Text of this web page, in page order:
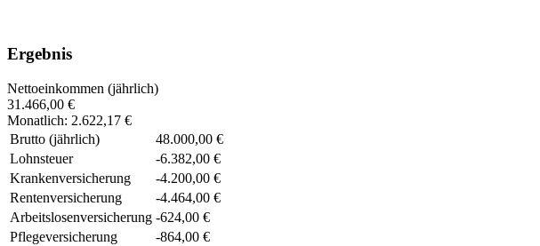
Ergebnis
Nettoeinkommen (jährlich)
31.466,00 €
Monatlich: 2.622,17 €
Brutto (jährlich)
48.000,00 €
Lohnsteuer
-6.382,00 €
Krankenversicherung
-4.200,00 €
Rentenversicherung
-4.464,00 €
Arbeitslosenversicherung -624,00 €
Pflegeversicherung
-864,00 €